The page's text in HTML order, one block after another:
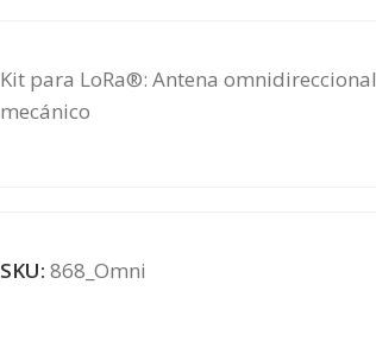
Kit para LoRa®: Antena
mecánico
SKU: 868_Omni